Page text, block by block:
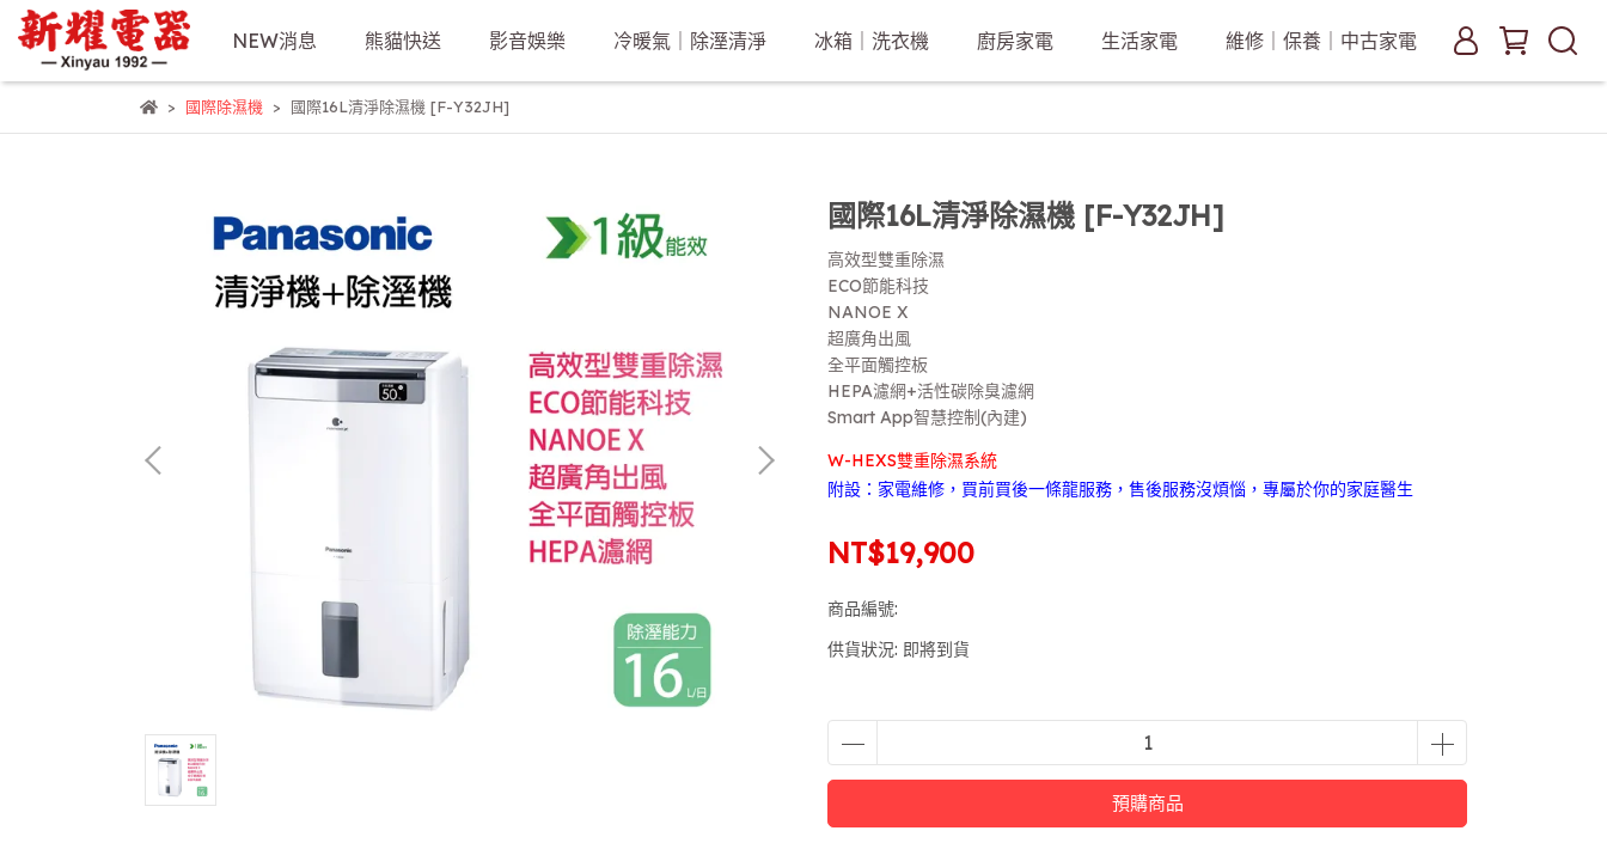
NEW消息 熊貓快送 影音娛樂 冷暖氣｜除溼清淨 冰箱｜洗衣機 廚房家電 生活家電 維修｜保養｜中古家電
國際除濕機 國際16L清淨除濕機 [F-Y32JH]
國際16L清淨除濕機 [F-Y32JH]
高效型雙重除濕
ECO節能科技
NANOE X
超廣角出風
全平面觸控板
HEPA濾網+活性碳除臭濾網
Smart App智慧控制(內建)
W-HEXS雙重除濕系統
附設：家電維修，買前買後一條龍服務，售後服務沒煩惱，專屬於你的家庭醫生
NT$19,900
商品編號:
供貨狀況: 即將到貨
預購商品